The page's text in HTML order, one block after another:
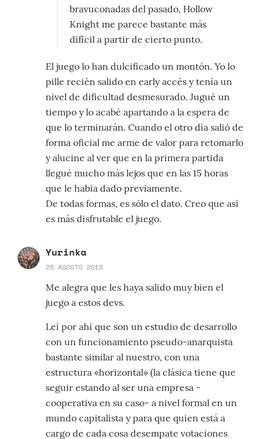
bravuconadas del pasado, Hollow
Knight me parece bastante más
difícil a partir de cierto punto.
El juego lo han dulcificado un montón. Yo lo
pille recién salido en early accés y tenía un
nivel de dificultad desmesurado. Jugué un
tiempo y lo acabé apartando a la espera de
que lo terminarán. Cuando el otro día salió de
forma oficial me arme de valor para retomarlo
y alucine al ver que en la primera partida
llegué mucho más lejos que en las 15 horas
que le había dado previamente.
De todas formas, es sólo el dato. Creo que así
es más disfrutable el juego.
Yurinka
28 AGOSTO 2018
Me alegra que les haya salido muy bien el
juego a estos devs.
Leí por ahí que son un estudio de desarrollo
con un funcionamiento pseudo-anarquista
bastante similar al nuestro, con una
estructura «horizontal» (la clásica tiene que
seguir estando al ser una empresa -
cooperativa en su caso- a nivel formal en un
mundo capitalista y para que quien está a
cargo de cada cosa desempate votaciones